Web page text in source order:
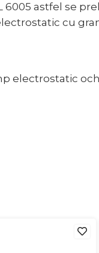
6005 astfel se
cu
electrostatic